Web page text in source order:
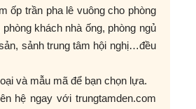
ốp trần pha lê vuông cho phòng
khách nhà ống, phòng ngủ
sảnh trung tâm hội nghị…đều
và mẫu mã để bạn chọn lựa.
hệ ngay với trungtamden.com